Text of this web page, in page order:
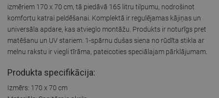
izmēriem 170 x 70 cm, tā piedāvā 165 litru tilpumu, nodrošinot
komfortu katrai peldēšanai. Komplektā ir regulējamas kājiņas un
universāla apdare, kas atvieglo montāžu. Produkts ir noturīgs pret
matēšanu un UV stariem. 1-spārnu dušas siena no rūdīta stikla ar
melnu rakstu ir viegli tīrāma, pateicoties speciālajam pārklājumam.
Produkta specifikācija:
Izmērs: 170 x 70 cm